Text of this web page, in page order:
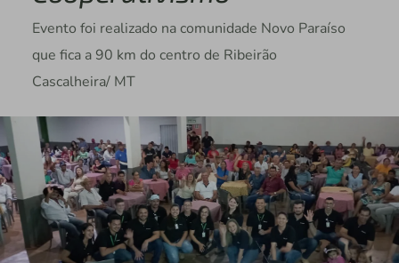
Evento foi realizado na comunidade Novo Paraíso
que fica a 90 km do centro de Ribeirão
Cascalheira/ MT